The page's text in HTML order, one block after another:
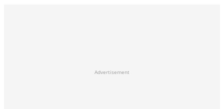
Advertisement